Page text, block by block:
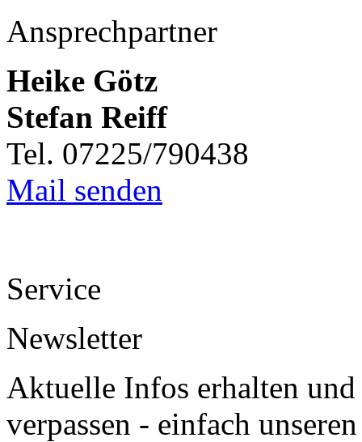
Ansprechpartner
Heike Götz
Stefan Reiff
Tel. 07225/790438
Mail senden
Service
Newsletter
Aktuelle Infos erhalten
verpassen - einfach